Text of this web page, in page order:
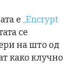
е „Encrypt
се
на што од
како клучно